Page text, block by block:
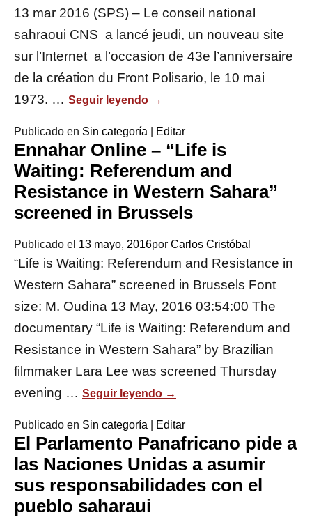
13 mar 2016 (SPS) – Le conseil national
sahraoui CNS a lancé jeudi, un nouveau site
sur l’Internet a l’occasion de 43e l’anniversaire
de la création du Front Polisario, le 10 mai
1973. … Seguir leyendo →
Publicado en Sin categoría Editar
Ennahar Online – “Life is
Waiting: Referendum and
Resistance in Western Sahara”
screened in Brussels
Publicado el 13 mayo, 2016por Carlos Cristóbal
“Life is Waiting: Referendum and Resistance in
Western Sahara” screened in Brussels Font
size: M. Oudina 13 May, 2016 03:54:00 The
documentary “Life is Waiting: Referendum and
Resistance in Western Sahara” by Brazilian
filmmaker Lara Lee was screened Thursday
evening … Seguir leyendo →
Publicado en Sin categoría Editar
El Parlamento Panafricano pide a
las Naciones Unidas a asumir
sus responsabilidades con el
pueblo saharaui